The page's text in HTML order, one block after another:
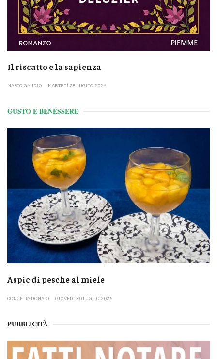
Il riscatto e la sapienza
MARIO GAUDIO MARTEDÌ 28 LUGLIO 2026
GUSTO E BENESSERE
Aspic di pesche al miele
CONCETTA DONATO GIOVEDÌ 30 LUGLIO 2026
PUBBLICITÀ